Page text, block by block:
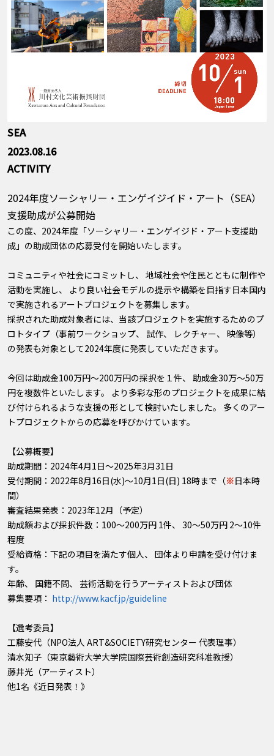
SEA
2023.08.16
ACTIVITY
2024年度ソーシャリー・エンゲイジイド・アート（SEA）
支援助成が公募開始
この度、2024年度「ソーシャリー・エンゲイジド・アート支援助
成」の助成団体の応募受付を開始いたします。
コミュニティや社会にコミットし、 地域社会や住民とともに制作や
活動を実施し、 より良い社会モデルの提示や構築を目指す日本国内
で実施されるアートプロジェクトを募集します。
採択された助成対象者には、当該プロジェクトを実施するためのプ
ロトタイプ（事前ワークショップ、 試作、 レクチャー、 映像等）
の発表も対象として2024年度に発表していただきます。
今回は助成金100万円～200万円の採択を１件、 助成金30万～50万
円を複数件といたします。 より多彩な形のプロジェクトを成果に結
び付けられるような支援の形として検討いたしました。 多くのアー
トプロジェクトからの応募を呼びかけています。
【公募概要】
助成期間：2024年4月1日～2025年3月31日
受付期間：2022年8月16日(水)～10月1日(日) 18時まで（※日本時
間）
審査結果発表：2023年12月（予定）
助成額および採択件数：100～200万円 1件、 30～50万円 2～10件
程度
受給資格：下記の項目を満たす個人、 団体より申請を受け付けま
す。
年齢、 国籍不問、 芸術活動を行うアーティストおよび団体
募集要項： http://www.kacf.jp/guideline
【選考委員】
工藤安代（NPO法人 ART&SOCIETY研究センター 代表理事）
清水知子（東京藝術大学大学院国際芸術創造研究科准教授）
藤井光（アーティスト）
他1名《近日発表！》